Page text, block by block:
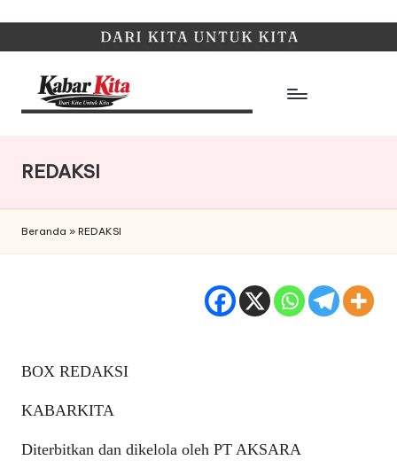
content
a
a
r
Untuk
REDAKSI
Beranda » REDAKSI
BOX REDAKSI
KABARKITA
Diterbitkan dan dikelola oleh PT AKSARA